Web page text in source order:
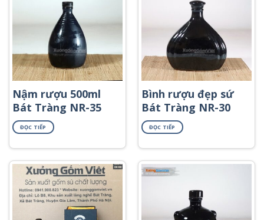
Nậm rượu 500ml
Bát Tràng NR-35
ĐỌC TIẾP
Bình rượu đẹp sứ
Bát Tràng NR-30
ĐỌC TIẾP